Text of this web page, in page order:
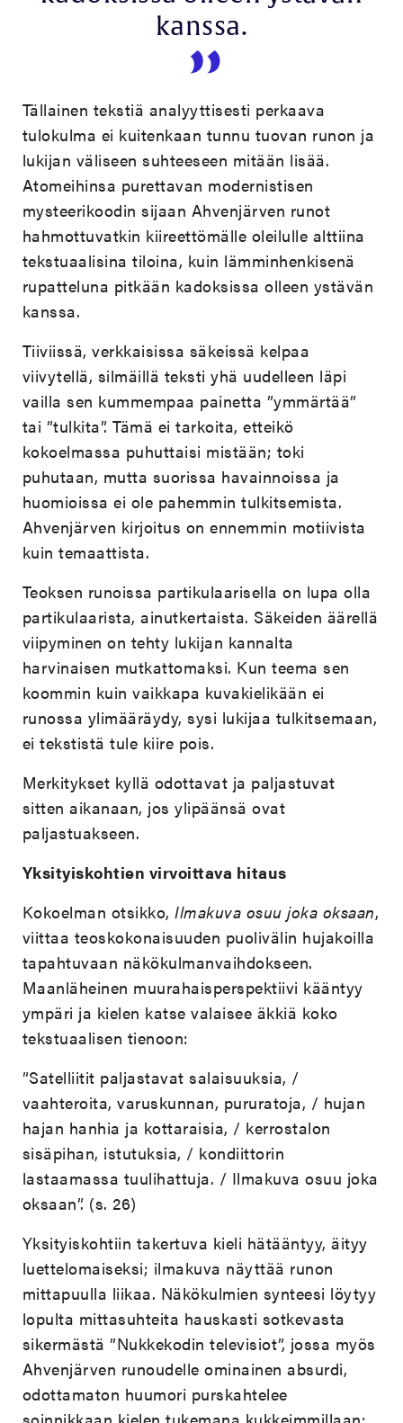
kanssa.
Tällainen tekstiä analyyttisesti perkaava
tulokulma ei kuitenkaan tunnu tuovan runon ja
lukijan väliseen suhteeseen mitään lisää.
Atomeihinsa purettavan modernistisen
mysteerikoodin sijaan Ahvenjärven runot
hahmottuvatkin kiireettömälle oleilulle alttiina
tekstuaalisina tiloina, kuin lämminhenkisenä
rupatteluna pitkään kadoksissa olleen ystävän
kanssa.
Tiiviissä, verkkaisissa säkeissä kelpaa
viivytellä, silmäillä teksti yhä uudelleen läpi
vailla sen kummempaa painetta ”ymmärtää”
tai ”tulkita”. Tämä ei tarkoita, etteikö
kokoelmassa puhuttaisi mistään; toki
puhutaan, mutta suorissa havainnoissa ja
huomioissa ei ole pahemmin tulkitsemista.
Ahvenjärven kirjoitus on ennemmin motiivista
kuin temaattista.
Teoksen runoissa partikulaarisella on lupa olla
partikulaarista, ainutkertaista. Säkeiden äärellä
viipyminen on tehty lukijan kannalta
harvinaisen mutkattomaksi. Kun teema sen
koommin kuin vaikkapa kuvakielikään ei
runossa ylimääräydy, sysi lukijaa tulkitsemaan,
ei tekstistä tule kiire pois.
Merkitykset kyllä odottavat ja paljastuvat
sitten aikanaan, jos ylipäänsä ovat
paljastuakseen.
Yksityiskohtien virvoittava hitaus
Kokoelman otsikko,Ilmakuva osuu joka oksaan,
viittaa teoskokonaisuuden puolivälin hujakoilla
tapahtuvaan näkökulmanvaihdokseen.
Maanläheinen muurahaisperspektiivi kääntyy
ympäri ja kielen katse valaisee äkkiä koko
tekstuaalisen tienoon:
”Satelliitit paljastavat salaisuuksia, /
vaahteroita, varuskunnan, pururatoja, / hujan
hajan hanhia ja kottaraisia, / kerrostalon
sisäpihan, istutuksia, / kondiittorin
lastaamassa tuulihattuja. / Ilmakuva osuu joka
oksaan”. (s. 26)
Yksityiskohtiin takertuva kieli hätääntyy, äityy
luettelomaiseksi; ilmakuva näyttää runon
mittapuulla liikaa. Näkökulmien synteesi löytyy
lopulta mittasuhteita hauskasti sotkevasta
sikermästä ”Nukkekodin televisiot”, jossa myös
Ahvenjärven runoudelle ominainen absurdi,
odottamaton huumori purskahtelee